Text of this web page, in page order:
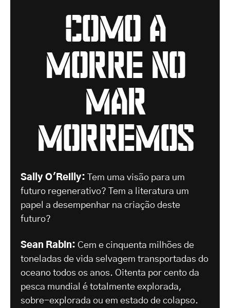
Como a
morre no
mar
morremos
Sally O'Reilly: Tem uma visão para um
futuro regenerativo? Tem a literatura um
papel a desempenhar na criação deste
futuro?
Sean Rabin: Cem e cinquenta milhões de
toneladas de vida selvagem transportadas do
oceano todos os anos. Oitenta por cento da
pesca mundial é totalmente explorada,
sobre-explorada ou em estado de colapso.